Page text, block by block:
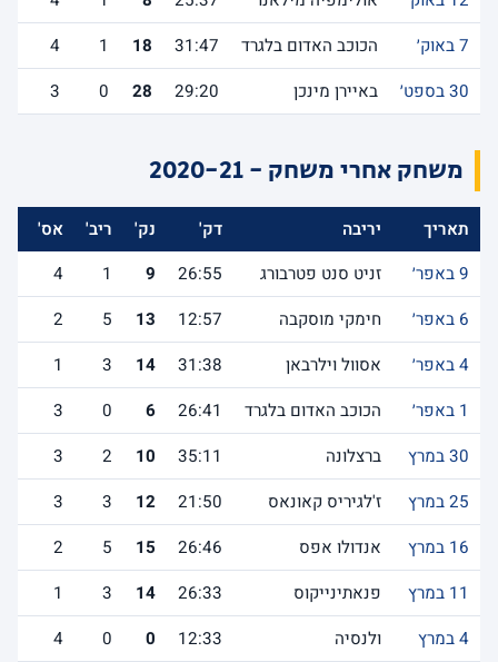
7 באוק׳
הכוכב האדום בלגרד 31:47
18
1
4
30 בספט׳
באיירן מינכן 29:20
28
0
3
משחק אחרי משחק - 2020-21
תאריך יריבה דק' נק' ריב' אס'
9 באפר׳
זניט סנט פטרבורג 26:55
9
1
4
6 באפר׳
חימקי מוסקבה 12:57
13
5
2
4 באפר׳
אסוול וילרבאן 31:38
14
3
1
1 באפר׳
הכוכב האדום בלגרד 26:41
6
0
3
30 במרץ
ברצלונה 35:11
10
2
3
25 במרץ
ז'לגיריס קאונאס 21:50
12
3
3
16 במרץ
אנדולו אפס 26:46
15
5
2
11 במרץ
פנאתינייקוס 26:33
14
3
1
4 במרץ
ולנסיה 12:33
0
0
4